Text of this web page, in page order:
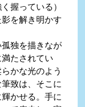
握っている）
を解き明かす
独を描きなが
たされてい
かな光のよう
致は、そこに
かせる。手に